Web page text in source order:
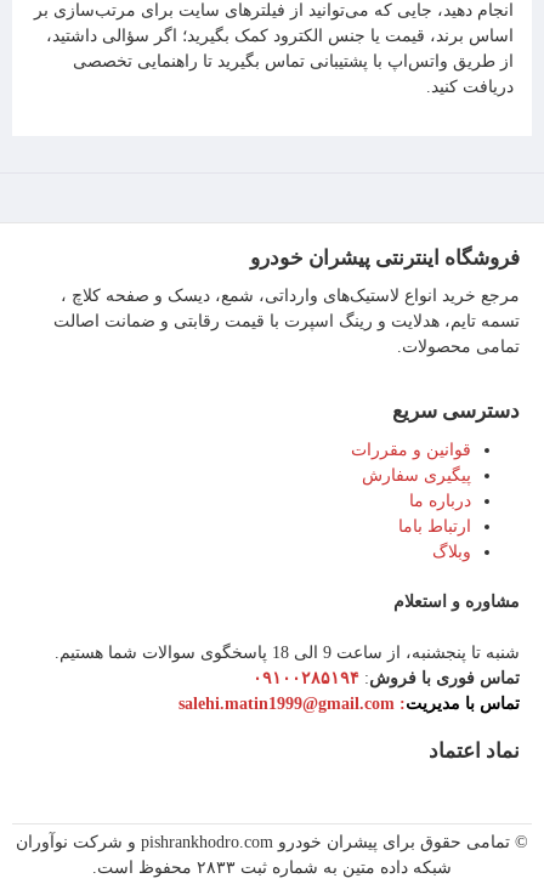
انجام دهید، جایی که می‌توانید از فیلترهای سایت برای مرتب‌سازی بر
اساس برند، قیمت یا جنس الکترود کمک بگیرید؛ اگر سؤالی داشتید،
از طریق واتس‌اپ با پشتیبانی تماس بگیرید تا راهنمایی تخصصی
دریافت کنید.
فروشگاه اینترنتی پیشران خودرو
مرجع خرید انواع لاستیک‌های وارداتی، شمع، دیسک و صفحه کلاچ ،
تسمه تایم، هدلایت و رینگ اسپرت با قیمت رقابتی و ضمانت اصالت
تمامی محصولات.
دسترسی سریع
قوانین و مقررات
پیگیری سفارش
درباره ما
ارتباط باما
وبلاگ
مشاوره و استعلام
شنبه تا پنجشنبه، از ساعت 9 الی 18 پاسخگوی سوالات شما هستیم.
تماس فوری با فروش: ۰۹۱۰۰۲۸۵۱۹۴
تماس با مدیریت:‌ salehi.matin1999@gmail.com
نماد اعتماد
© تمامی حقوق برای پیشران خودرو pishrankhodro.com و شرکت نوآوران
شبکه داده متین به شماره ثبت ۲۸۳۳ محفوظ است.